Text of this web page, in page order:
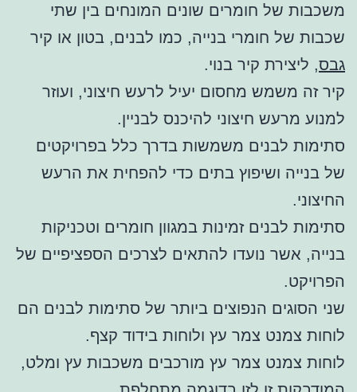
משכבות של חומרים שונים המונחים בין שתי
שכבות של חומרי בנייה, כמו לבנים, בטון או קיר
גבס, ליצירת קיר בנוי.
קיר זה משמש מחסום יעיל לרעש חיצוני, ועוזר
למנוע מרעש חיצוני להיכנס לבניין.
סתימות לבנים משמשות בדרך כלל בפרויקטים
של בנייה ושיפוץ בתים כדי להפחית את הרעש
החיצוני.
סתימות לבנים זמינות במגוון חומרים וטכניקות
בנייה, אשר נועדו להתאים לצרכים הספציפיים של
הפרויקט.
שני הסוגים הנפוצים ביותר של סתימות לבנים הם
לוחות צמנט צמר עץ ולוחות בידוד קצף.
לוחות צמנט צמר עץ מורכבים משכבות עץ ומלט,